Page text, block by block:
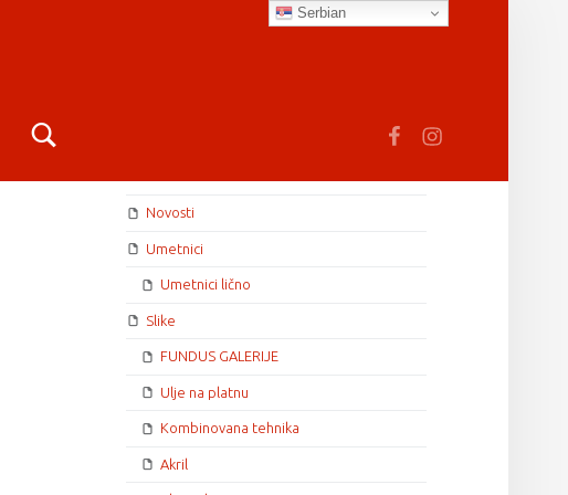
Novosti
Umetnici
Umetnici lično
Slike
FUNDUS GALERIJE
Ulje na platnu
Kombinovana tehnika
Akril
Serbian